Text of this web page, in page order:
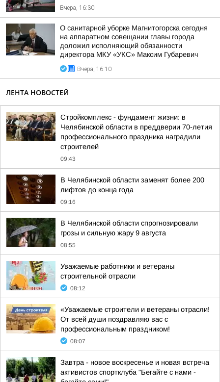
Вчера, 16:30
О санитарной уборке Магнитогорска сегодня
на аппаратном совещании главы города
доложил исполняющий обязанности
директора МКУ «УКС» Максим Губаревич
Вчера, 16:10
ЛЕНТА НОВОСТЕЙ
Стройкомплекс - фундамент жизни: в
Челябинской области в преддверии 70-летия
профессионального праздника наградили
строителей
09:43
В Челябинской области заменят более 200
лифтов до конца года
09:16
В Челябинской области спрогнозировали
грозы и сильную жару 9 августа
08:55
Уважаемые работники и ветераны
строительной отрасли
08:12
«Уважаемые строители и ветераны отрасли!
От всей души поздравляю вас с
профессиональным праздником!
08:07
Завтра - новое воскресенье и новая встреча
активистов спортклуба "Бегайте с нами -